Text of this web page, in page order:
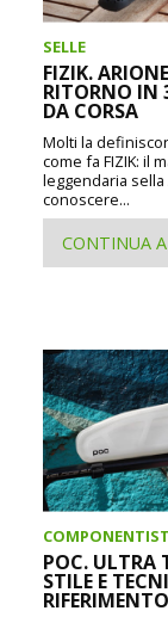
SELLE
FIZIK.
RITORNO IN
DA CORSA
Molti la
come fa FIZIK: il
leggendaria
conoscere...
CONTINUA A
POC. ULTRA
STILE E
RIFERIMENTO